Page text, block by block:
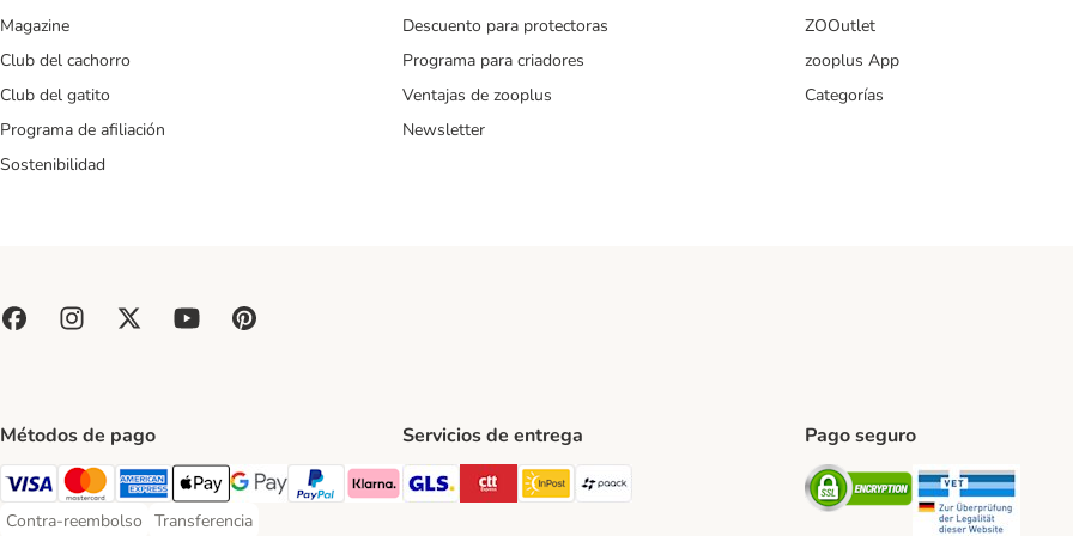
Magazine
Club del cachorro
Club del gatito
Programa de afiliación
Sostenibilidad
Descuento para protectoras
Programa para criadores
Ventajas de zooplus
Newsletter
ZOOutlet
zooplus App
Categorías
Métodos de pago
Visa Payment Method
Mastercard Payment Method
American Express Payment Method
Apple Pay Payment Method
Google Pay Payment Method
PayPal Payment Method
Klarna Payment Method
Contra-reembolso
Contra-reembolso Payment Method
Transferencia
Transferencia Payment Method
Servicios de entrega
GLS Shipping Method
CTTExpress Shipping Method
InPost Shipping Method
Pago seguro
Security